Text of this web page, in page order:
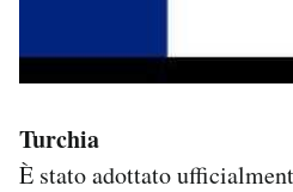
Turchia
È stato adottato